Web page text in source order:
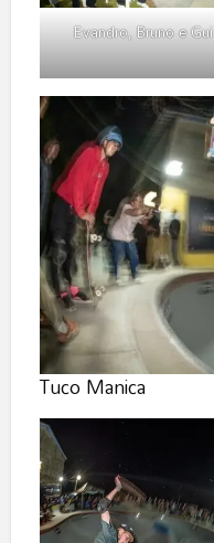
Evandro, Bruno e Gui
Tuco Manica